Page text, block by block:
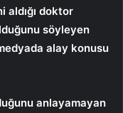
aldığı doktor
söyleyen
alay konusu
anlayamayan